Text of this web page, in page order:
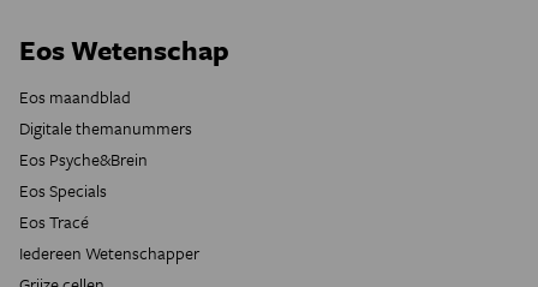
Eos Wetenschap
Eos maandblad
Digitale themanummers
Eos Psyche&Brein
Eos Specials
Eos Tracé
Iedereen Wetenschapper